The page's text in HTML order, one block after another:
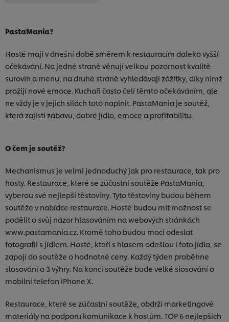
PastaMania?
Hosté mají v dnešní době směrem k restauracím daleko vyšší
očekávání. Na jedné straně věnují velkou pozornost kvalitě
surovin a menu, na druhé straně vyhledávají zážitky, díky nimž
prožijí nové emoce. Kuchaři často čelí těmto očekáváním, ale
ne vždy je v jejich silách toto naplnit. PastaMania je soutěž,
která zajistí zábavu, dobré jídlo, emoce a profitabilitu.
O čem je soutěž?
Mechanismus je velmi jednoduchý jak pro restaurace, tak pro
hosty. Restaurace, které se zúčastní soutěže PastaMania,
vyberou své nejlepší těstoviny. Tyto těstoviny budou během
soutěže v nabídce restaurace. Hosté budou mít možnost se
podělit o svůj názor hlasováním na webových stránkách
www.pastamania.cz. Kromě toho budou moci odeslat
fotografii s jídlem. Hosté, kteří s hlasem odešlou i foto jídla, se
zapojí do soutěže o hodnotné ceny. Každý týden proběhne
slosování o 3 výhry. Na konci soutěže bude velké slosování o
mobilní telefon iPhone X.
Restaurace, které se zúčastní soutěže, obdrží marketingové
materiály na podporu komunikace k hostům. TOP 6 nejlepších